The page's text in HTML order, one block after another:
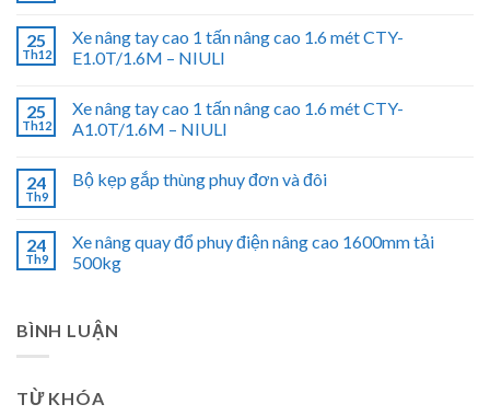
25
Th12
Xe nâng tay cao 1 tấn nâng cao 1.6 mét CTY-
E1.0T/1.6M – NIULI
25
Th12
Xe nâng tay cao 1 tấn nâng cao 1.6 mét CTY-
A1.0T/1.6M – NIULI
24
Th9
Bộ kẹp gắp thùng phuy đơn và đôi
24
Th9
Xe nâng quay đổ phuy điện nâng cao 1600mm tải
500kg
BÌNH LUẬN
TỪ KHÓA